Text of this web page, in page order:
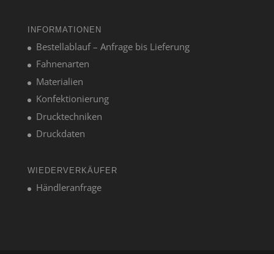
INFORMATIONEN
Bestellablauf – Anfrage bis Lieferung
Fahnenarten
Materialien
Konfektionierung
Drucktechniken
Druckdaten
WIEDERVERKÄUFER
Händleranfrage